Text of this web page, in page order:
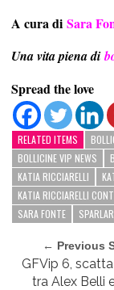
A cura di Sara
Una vita piena di
Spread the love
RELATED ITEMS
BOLLICINE VIP NEWS
KATIA RICCIARELLI
KATIA RICCIARELLI
SARA FONTE
← Previous
GFVip 6,
tra Alex Belli